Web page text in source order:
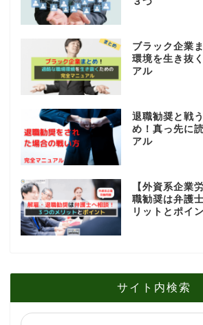
ブラック企業
環境を生き抜
アル
退職勧奨と戦
め！真っ先に
アル
【外資系企業
職勧奨は弁護
リットとポイ
サイト内検索